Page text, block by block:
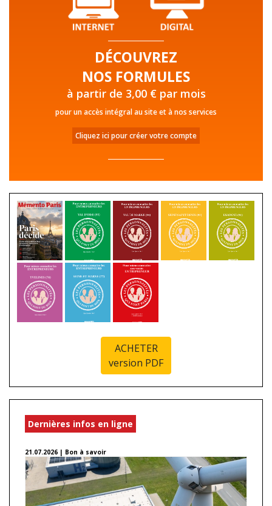
DÉCOUVREZ
NOS FORMULES
à partir de 3,00 € par mois
pour un accès intégral au site et à nos services
Cliquez ici pour créer votre compte
ACHETER
version PDF
Dernières infos en ligne
21.07.2026 | Bon à savoir